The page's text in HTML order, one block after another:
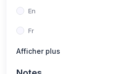
En
Fr
Afficher plus